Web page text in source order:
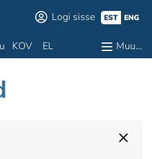
Logi sisse EST ENG
KOV EL Muu…